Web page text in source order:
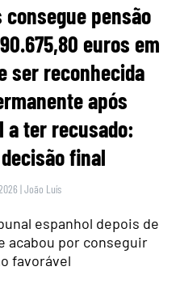
consegue pensão
euros em
ser reconhecida
após
a ter recusado:
final
|João Luís
espanhol depois de
acabou por conseguir
favorável